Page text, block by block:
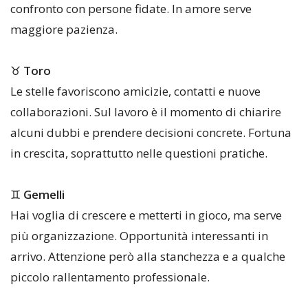
confronto con persone fidate. In amore serve
maggiore pazienza.
♉ Toro
Le stelle favoriscono amicizie, contatti e nuove
collaborazioni. Sul lavoro è il momento di chiarire
alcuni dubbi e prendere decisioni concrete. Fortuna
in crescita, soprattutto nelle questioni pratiche.
♊ Gemelli
Hai voglia di crescere e metterti in gioco, ma serve
più organizzazione. Opportunità interessanti in
arrivo. Attenzione però alla stanchezza e a qualche
piccolo rallentamento professionale.